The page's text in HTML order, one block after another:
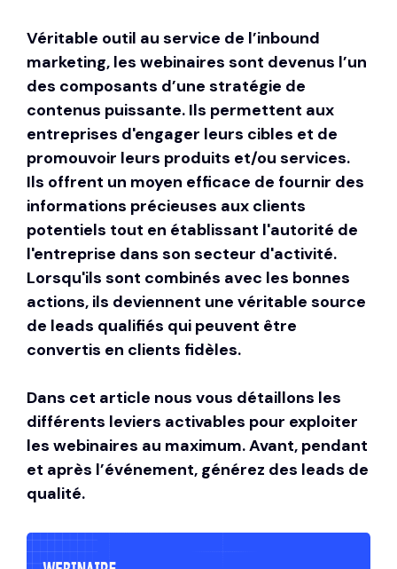
Véritable outil au service de l’inbound
marketing, les webinaires sont devenus l’un
des composants d’une stratégie de
contenus puissante. Ils permettent aux
entreprises d'engager leurs cibles et de
promouvoir leurs produits et/ou services.
Ils offrent un moyen efficace de fournir des
informations précieuses aux clients
potentiels tout en établissant l'autorité de
l'entreprise dans son secteur d'activité.
Lorsqu'ils sont combinés avec les bonnes
actions, ils deviennent une véritable source
de leads qualifiés qui peuvent être
convertis en clients fidèles.
Dans cet article nous vous détaillons les
différents leviers activables pour exploiter
les webinaires au maximum. Avant, pendant
et après l’événement, générez des leads de
qualité.